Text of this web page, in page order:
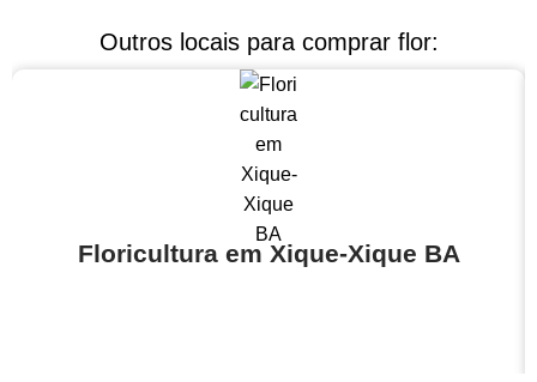
Outros locais para comprar flor:
Floricultura em Xique-Xique BA